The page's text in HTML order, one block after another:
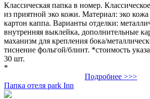
Классическая папка в номер.
из приятной эко кожи. Материал: эко
картон каппа. Варианты отделки:
внутренняя выклейка, дополнительные
маханизм для крепления бока/
тиснение фольгой/блинт. *стоимость
30 шт.
*
Подробнее >>>
Папка отеля park Inn